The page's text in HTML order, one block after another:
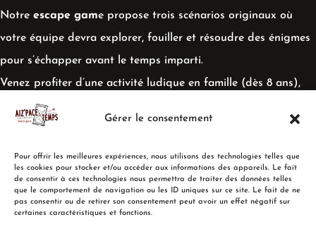
Gérer le consentement
Pour offrir les meilleures expériences, nous utilisons des technologies telles que
les cookies pour stocker et/ou accéder aux informations des appareils. Le fait
de consentir à ces technologies nous permettra de traiter des données telles
que le comportement de navigation ou les ID uniques sur ce site. Le fait de ne
pas consentir ou de retirer son consentement peut avoir un effet négatif sur
certaines caractéristiques et fonctions.
Notre escape game propose trois scénarios originaux où
votre équipe devra explorer, fouiller et résoudre des énigmes
pour s’échapper avant le temps imparti.
Venez profiter d’une activité ludique en famille (dès 8 ans),
entre amis ou entre collègues !
ACCUEIL TARIFS / HORAIRES